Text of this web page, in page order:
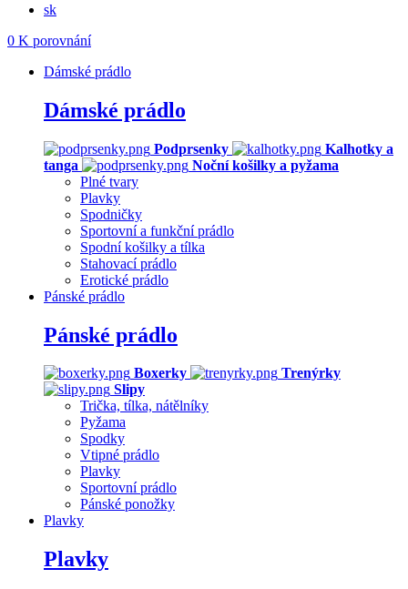
sk
0 K porovnání
Dámské prádlo
Dámské prádlo
Podprsenky
Kalhotky a
tanga
Noční košilky a pyžama
Plné tvary
Plavky
Spodničky
Sportovní a funkční prádlo
Spodní košilky a tílka
Stahovací prádlo
Erotické prádlo
Pánské prádlo
Pánské prádlo
Boxerky
Trenýrky
Slipy
Trička, tílka, nátělníky
Pyžama
Spodky
Vtipné prádlo
Plavky
Sportovní prádlo
Pánské ponožky
Plavky
Plavky